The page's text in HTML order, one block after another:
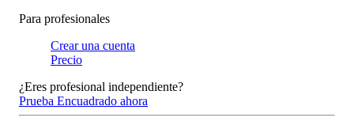
Para profesionales
Crear una cuenta
Precio
¿Eres profesional independiente?
Prueba Encuadrado ahora